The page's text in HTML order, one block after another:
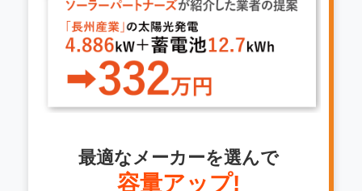
最適なメーカーを選んで
容量アップ!